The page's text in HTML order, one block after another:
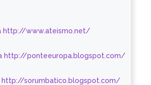
http://www.ateismo.net/
http://ponteeuropa.blogspot.com/
http://sorumbatico.blogspot.com/